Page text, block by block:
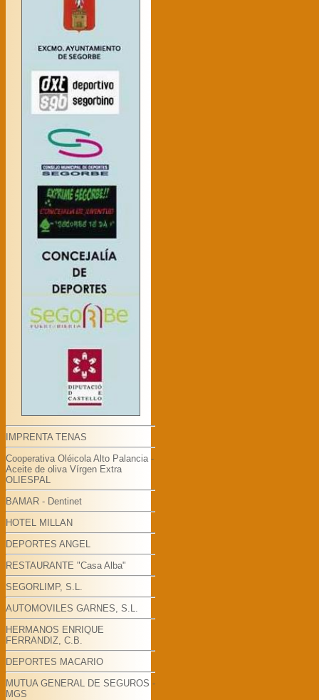
IMPRENTA TENAS
Cooperativa Oléicola Alto Palancia -
Aceite de oliva Vírgen Extra
OLIESPAL
BAMAR - Dentinet
HOTEL MILLAN
DEPORTES ANGEL
RESTAURANTE "Casa Alba"
SEGORLIMP, S.L.
AUTOMOVILES GARNES, S.L.
HERMANOS ENRIQUE
FERRANDIZ, C.B.
DEPORTES MACARIO
MUTUA GENERAL DE SEGUROS -
MGS